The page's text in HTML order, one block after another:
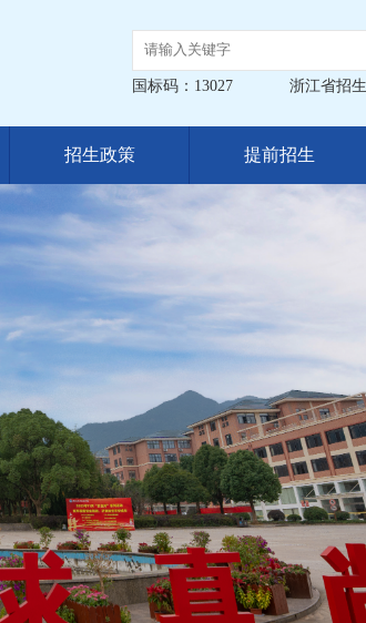
国标码：13027 浙江省招
招生政策 提前招生